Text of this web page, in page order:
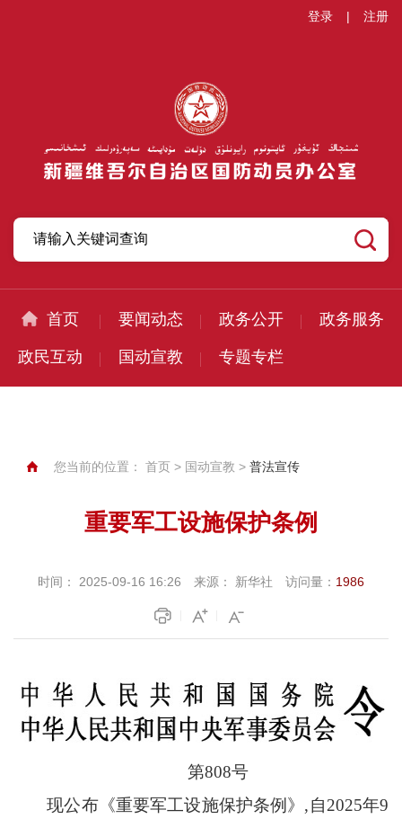
登录 | 注册
首页 要闻动态 政务公开 政务服务
政民互动 国动宣教 专题专栏
您当前的位置： 首页 > 国动宣教 > 普法宣传
重要军工设施保护条例
时间： 2025-09-16 16:26 来源： 新华社 访问量： 1986
第808号
现公布《重要军工设施保护条例》 ,自2025年9